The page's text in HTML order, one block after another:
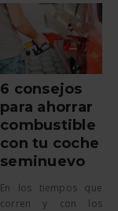
6 consejos
para ahorrar
combustible
con tu coche
seminuevo
En los tiempos que
corren y con los